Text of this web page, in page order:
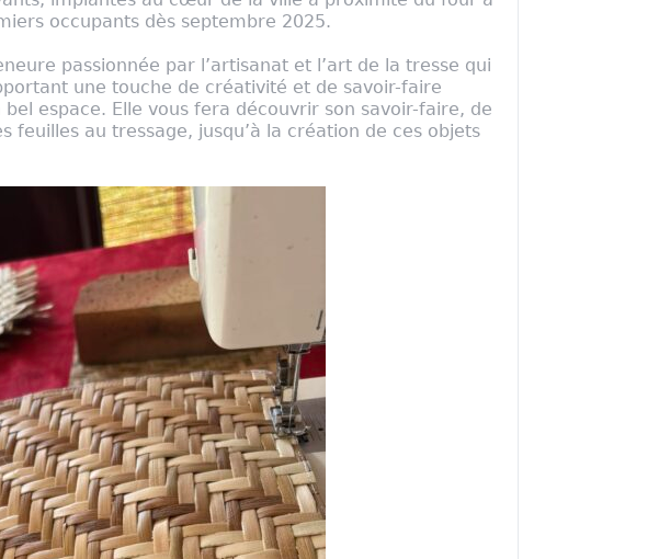
occupants dès septembre 2025.
passionnée par l’artisanat et l’art de la tresse qui
une touche de créativité et de savoir-faire
espace. Elle vous fera découvrir son savoir-faire, de
feuilles au tressage, jusqu’à la création de ces objets